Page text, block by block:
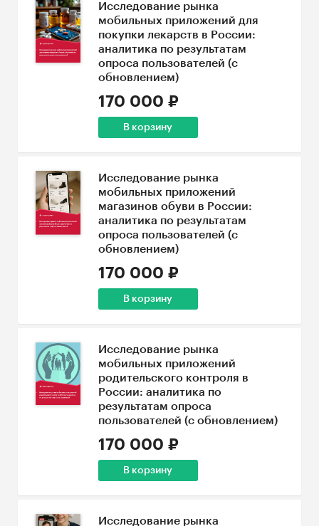
Исследование рынка
мобильных приложений для
покупки лекарств в России:
аналитика по результатам
опроса пользователей (с
обновлением)
170 000 ₽
В корзину
Исследование рынка
мобильных приложений
магазинов обуви в России:
аналитика по результатам
опроса пользователей (с
обновлением)
170 000 ₽
В корзину
Исследование рынка
мобильных приложений
родительского контроля в
России: аналитика по
результатам опроса
пользователей (с обновлением)
170 000 ₽
В корзину
Исследование рынка